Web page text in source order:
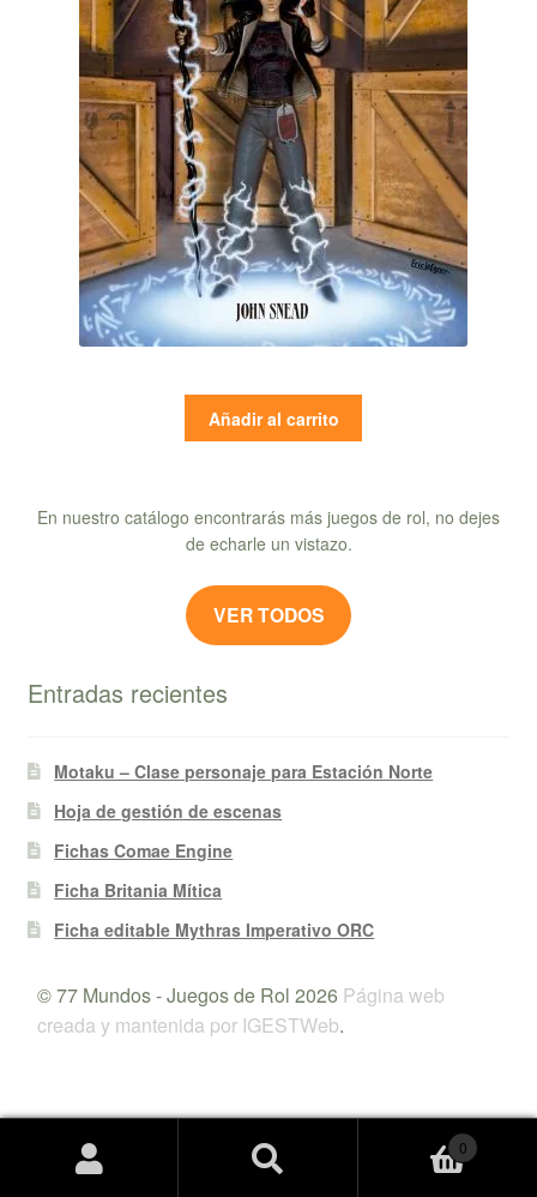
Añadir al carrito
En nuestro catálogo encontrarás más juegos de rol, no dejes
de echarle un vistazo.
VER TODOS
Entradas recientes
Motaku – Clase personaje para Estación Norte
Hoja de gestión de escenas
Fichas Comae Engine
Ficha Britania Mítica
Ficha editable Mythras Imperativo ORC
0
© 77 Mundos - Juegos de Rol 2026 Página web
creada y mantenida por IGESTWeb.